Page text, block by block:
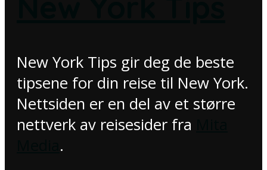
New York Tips gir deg de beste
tipsene for din reise til New York.
Nettsiden er en del av et større
nettverk av reisesider fra
.